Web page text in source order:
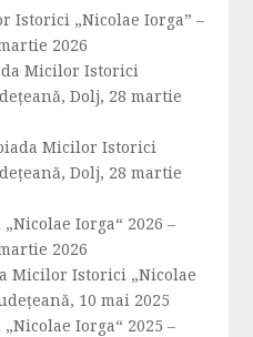
Istorici „Nicolae Iorga” –
2026
Micilor Istorici
Dolj, 28 martie
Micilor Istorici
Dolj, 28 martie
Iorga“ 2026 –
2026
Micilor Istorici „Nicolae
10 mai 2025
Iorga“ 2025 –